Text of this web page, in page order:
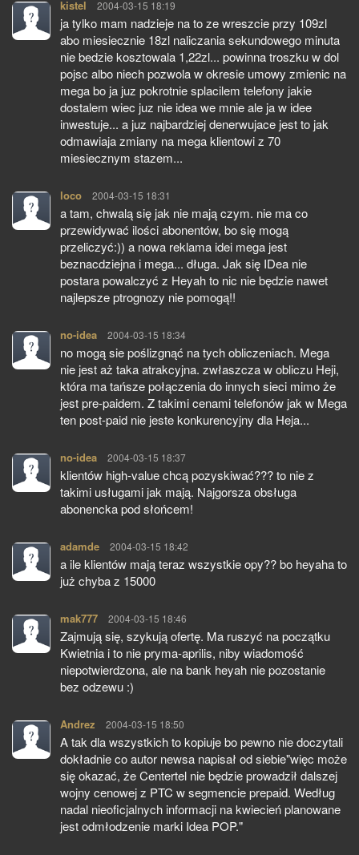
kistel pisze:
2004-03-15 18:19
ja tylko mam nadzieje na to ze wreszcie przy 109zl
abo miesiecznie 18zl naliczania sekundowego minuta
nie bedzie kosztowala 1,22zl... powinna troszku w dol
pojsc albo niech pozwola w okresie umowy zmienic na
mega bo ja juz pokrotnie splacilem telefony jakie
dostalem wiec juz nie idea we mnie ale ja w idee
inwestuje... a juz najbardziej denerwujace jest to jak
odmawiaja zmiany na mega klientowi z 70
miesiecznym stazem...
loco pisze:
2004-03-15 18:31
a tam, chwalą się jak nie mają czym. nie ma co
przewidywać ilości abonentów, bo się mogą
przeliczyć:)) a nowa reklama idei mega jest
beznacdziejna i mega... długa. Jak się IDea nie
postara powalczyć z Heyah to nic nie będzie nawet
najlepsze ptrognozy nie pomogą!!
no-idea pisze:
2004-03-15 18:34
no mogą sie poślizgnąć na tych obliczeniach. Mega
nie jest aż taka atrakcyjna. zwłaszcza w obliczu Heji,
która ma tańsze połączenia do innych sieci mimo że
jest pre-paidem. Z takimi cenami telefonów jak w Mega
ten post-paid nie jeste konkurencyjny dla Heja...
no-idea pisze:
2004-03-15 18:37
klientów high-value chcą pozyskiwać??? to nie z
takimi usługami jak mają. Najgorsza obsługa
abonencka pod słońcem!
adamde pisze:
2004-03-15 18:42
a ile klientów mają teraz wszystkie opy?? bo heyaha to
już chyba z 15000
mak777 pisze:
2004-03-15 18:46
Zajmują się, szykują ofertę. Ma ruszyć na początku
Kwietnia i to nie pryma-aprilis, niby wiadomość
niepotwierdzona, ale na bank heyah nie pozostanie
bez odzewu :)
Andrez pisze:
2004-03-15 18:50
A tak dla wszystkich to kopiuje bo pewno nie doczytali
dokładnie co autor newsa napisał od siebie"więc może
się okazać, że Centertel nie będzie prowadził dalszej
wojny cenowej z PTC w segmencie prepaid. Według
nadal nieoficjalnych informacji na kwiecień planowane
jest odmłodzenie marki Idea POP."